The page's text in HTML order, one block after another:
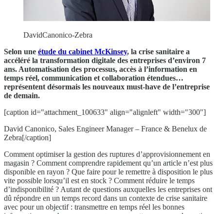
DavidCanonico-Zebra
Selon une étude du cabinet McKinsey, la crise sanitaire a
accéléré la transformation digitale des entreprises d’environ 7
ans. Automatisation des processus, accès à l’information en
temps réel, communication et collaboration étendues…
représentent désormais les nouveaux must-have de l’entreprise
de demain.
[caption id="attachment_100633" align="alignleft" width="300"]
David Canonico, Sales Engineer Manager – France & Benelux de
Zebra[/caption]
Comment optimiser la gestion des ruptures d’approvisionnement en
magasin ? Comment comprendre rapidement qu’un article n’est plus
disponible en rayon ? Que faire pour le remettre à disposition le plus
vite possible lorsqu’il est en stock ? Comment réduire le temps
d’indisponibilité ? Autant de questions auxquelles les entreprises ont
dû répondre en un temps record dans un contexte de crise sanitaire
avec pour un objectif : transmettre en temps réel les bonnes